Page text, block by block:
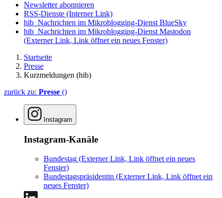
Newsletter abonnieren
RSS-Dienste (Interner Link)
hib_Nachrichten im Mikroblogging-Dienst BlueSky
hib_Nachrichten im Mikroblogging-Dienst Mastodon
(Externer Link, Link öffnet ein neues Fenster)
Startseite
Presse
Kurzmeldungen (hib)
zurück zu: Presse ()
Instagram
Instagram-Kanäle
Bundestag (Externer Link, Link öffnet ein neues
Fenster)
Bundestagspräsidentin (Externer Link, Link öffnet ein
neues Fenster)